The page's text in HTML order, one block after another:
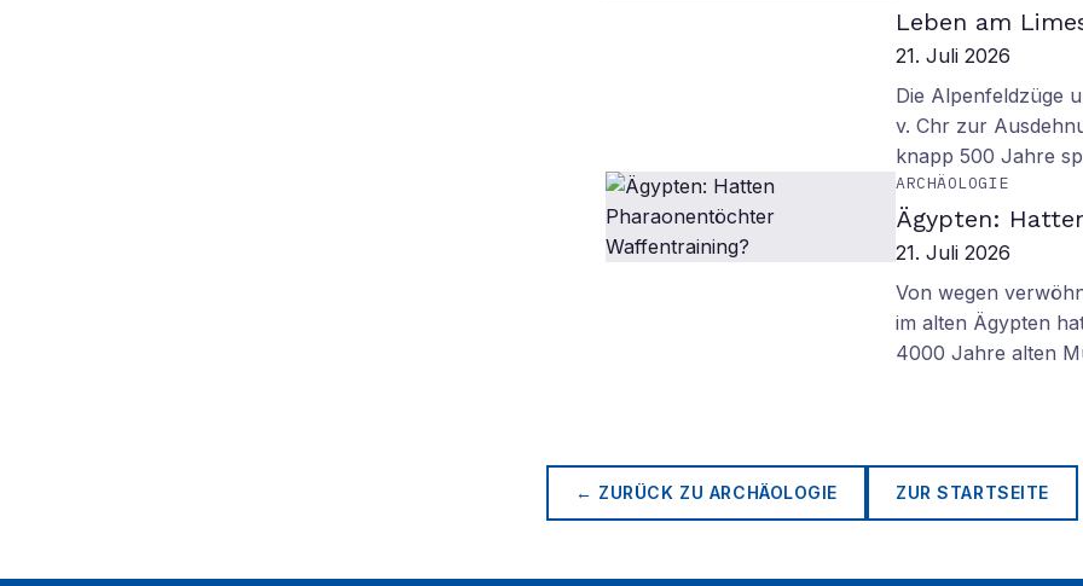
Leben am
21. Juli 2026
Die Alpenfeldzüge
v. Chr zur
knapp 500 Jahre
ARCHÄOLOGIE
Ägypten:
21. Juli 2026
Von wegen
im alten Ägypten
4000 Jahre alten
← ZURÜCK ZU ARCHÄOLOGIE ZUR STARTSEITE